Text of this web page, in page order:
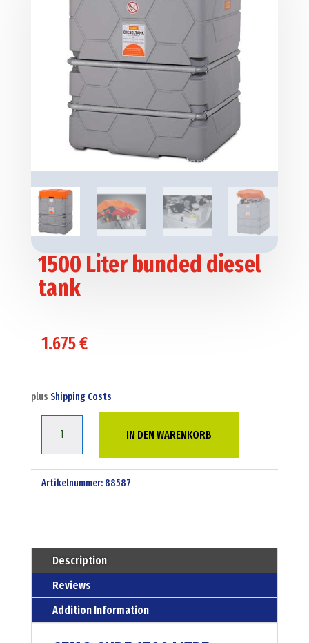
1500 Liter bunded diesel
tank
1.675€
plus Shipping Costs
diesel
IN DEN WARENKORB
Artikelnummer: 88587
Description
Reviews
Addition Information